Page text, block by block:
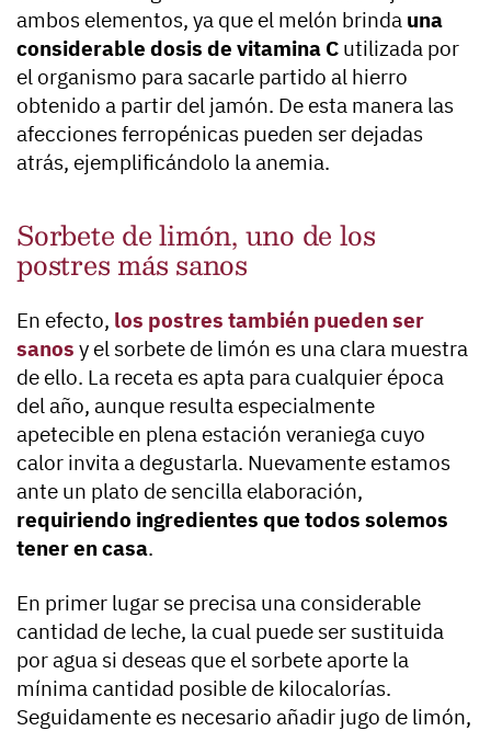
ambos elementos, ya que el melón brinda una
considerable dosis de vitamina C utilizada por
el organismo para sacarle partido al hierro
obtenido a partir del jamón. De esta manera las
afecciones ferropénicas pueden ser dejadas
atrás, ejemplificándolo la anemia.
Sorbete de limón, uno de los
postres más sanos
En efecto, los postres también pueden ser
sanos y el sorbete de limón es una clara muestra
de ello. La receta es apta para cualquier época
del año, aunque resulta especialmente
apetecible en plena estación veraniega cuyo
calor invita a degustarla. Nuevamente estamos
ante un plato de sencilla elaboración,
requiriendo ingredientes que todos solemos
tener en casa.
En primer lugar se precisa una considerable
cantidad de leche, la cual puede ser sustituida
por agua si deseas que el sorbete aporte la
mínima cantidad posible de kilocalorías.
Seguidamente es necesario añadir jugo de limón,